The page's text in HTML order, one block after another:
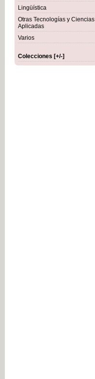
Lingüística
Otras Tecnologías y Ciencias
Aplicadas
Varios
Colecciones [+/-]